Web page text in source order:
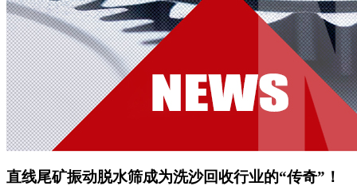
直线尾矿振动脱水筛成为洗沙回收行业的“传奇”！